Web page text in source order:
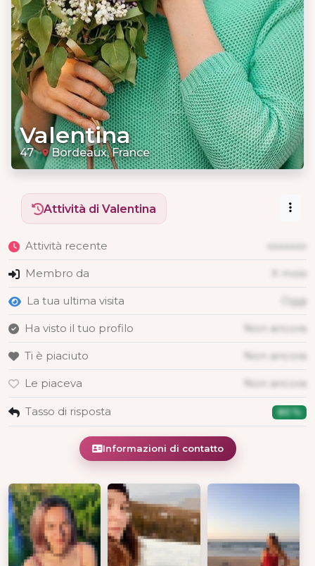
Valentina
47 Bordeaux, France
Attività di Valentina
Attività recente xxxxxxx
Membro da X mois
La tua ultima visita Oggi
Ha visto il tuo profilo Non ancora
Ti è piaciuto Non ancora
Le piaceva Non ancora
Tasso di risposta 80 %
Informazioni di contatto